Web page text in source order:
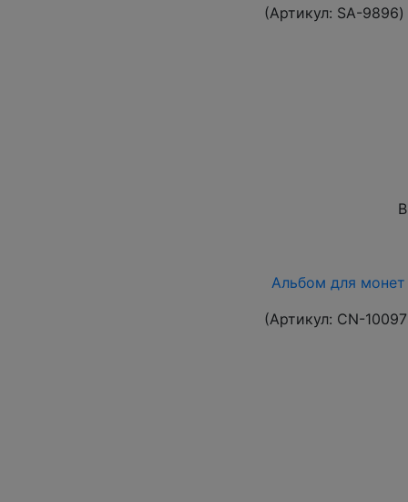
(Артикул: SA-9896)
Альбом для монет
(Артикул: CN-